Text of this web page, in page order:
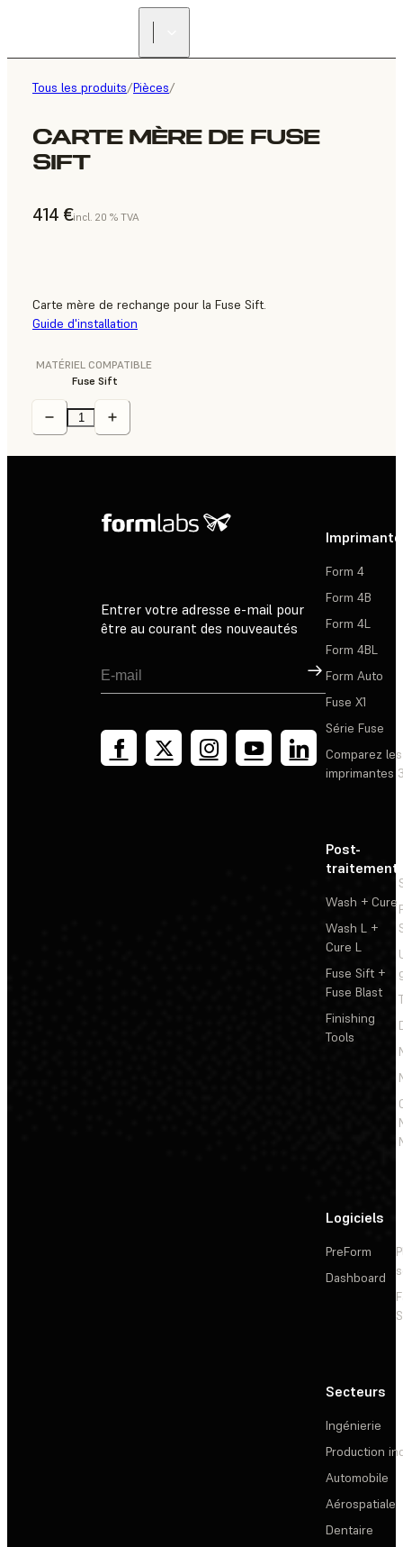
Tous les produits/Pièces/
CARTE MÈRE DE FUSE
SIFT
414 €incl. 20 % TVA
Carte mère de rechange pour la Fuse Sift.
Guide d'installation
MATÉRIEL COMPATIBLE
Fuse Sift
Entrer votre adresse e-mail pour
être au courant des nouveautés
Inscription
Form 4
Form 4B
Form 4L
Form 4BL
Form Auto
Fuse X1
Série Fuse
Comparez les
imprimantes
Post-
traitement
Wash + Cure
Wash L +
Cure L
Fuse Sift +
Fuse Blast
Finishing
Tools
Logiciels
PreForm
Dashboard
Secteurs
Ingénierie
Production
Automobile
Aérospatiale
Dentaire